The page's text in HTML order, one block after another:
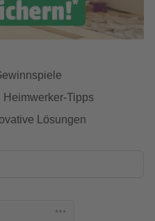
Heimwerker-Tipps
Lösungen